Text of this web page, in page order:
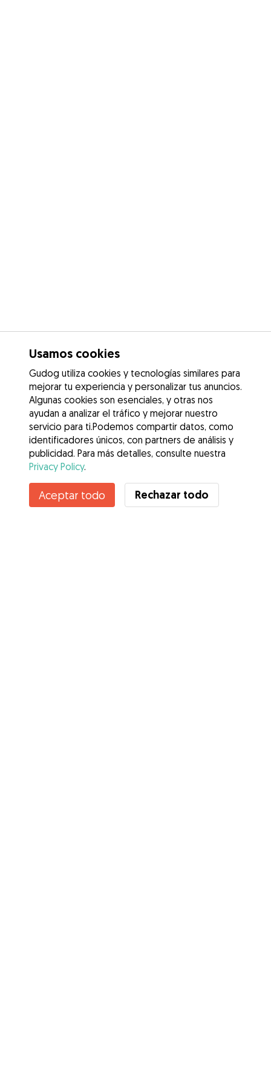
Usamos cookies
Gudog utiliza cookies y tecnologías similares para
mejorar tu experiencia y personalizar tus anuncios.
Algunas cookies son esenciales, y otras nos
ayudan a analizar el tráfico y mejorar nuestro
servicio para ti.Podemos compartir datos, como
identificadores únicos, con partners de análisis y
publicidad. Para más detalles, consulte nuestra
Privacy Policy.
Aceptar todo Rechazar todo